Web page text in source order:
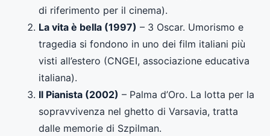
di riferimento per il cinema).
La vita è bella (1997) – 3 Oscar. Umorismo e
tragedia si fondono in uno dei film italiani più
visti all’estero (CNGEI, associazione educativa
italiana).
Il Pianista (2002) – Palma d’Oro. La lotta per la
sopravvivenza nel ghetto di Varsavia, tratta
dalle memorie di Szpilman.